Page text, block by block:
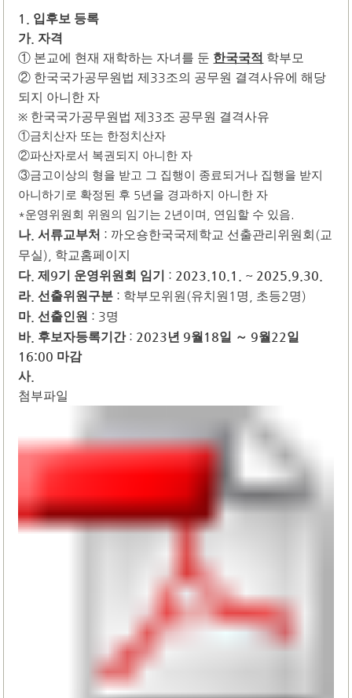
1. 입후보 등록
가.자격
① 본교에 현재 재학하는 자녀를 둔 한국국적 학부모
② 한국국가공무원법 제 33조의 공무원 결격사유에 해당
되지 아니한 자
※ 한국국가공무원법 제 33조 공무원 결격사유
①금치산자 또는 한정치산자
②파산자로서 복권되지 아니한 자
③금고이상의 형을 받고 그 집행이 종료되거나 집행을 받지
아니하기로 확정된 후 5년을 경과하지 아니한 자
*운영위원회 위원의 임기는 2년이며 연임할 수 있음
나.서류교부처 : 까오숑한국국제학교 선출관리위원회 (교
무실), 학교홈페이지
다.제 9기 운영위원회 임기 : 2023.10.1. ~ 2025.9.30.
라. 선출위원구분 : 학부모위원 (유치원 1 명 초등2명)
마. 선출인원 : 3명
바. 후보자등록기간 : 2023년 9월 18일 ～ 9월 22일
16:00 마감
사.
첨부파일